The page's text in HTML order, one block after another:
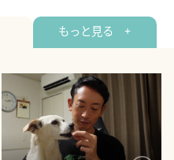
もっと見る +